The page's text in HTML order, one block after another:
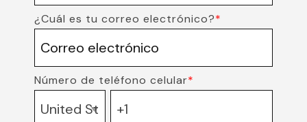
¿Cuál es tu correo electrónico?*
Número de teléfono celular*